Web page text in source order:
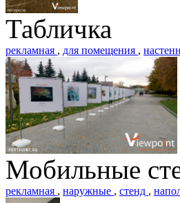
Табличка
рекламная , для помещения ,
Мобильные
рекламная , наружные , стенд ,